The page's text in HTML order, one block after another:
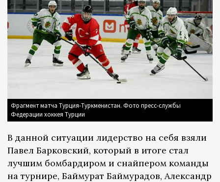
Фрагмент матча Турция-Туркменистан. Фото пресс-службы
Федерации хоккея Турции
В данной ситуации лидерство на себя взяли
Павел Барковский, который в итоге стал
лучшим бомбардиром и снайпером команды
на турнире, Баймурат Баймурадов, Александр